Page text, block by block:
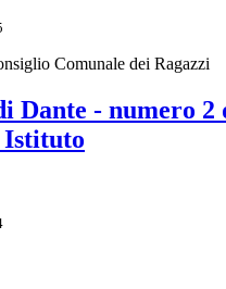
Dante - numero 2